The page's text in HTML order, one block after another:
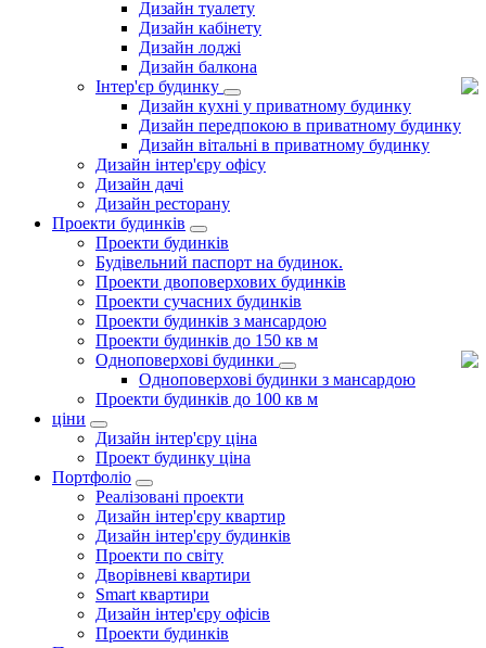
Дизайн туалету
Дизайн кабінету
Дизайн лоджі
Дизайн балкона
Інтер'єр будинку
Дизайн кухні у приватному будинку
Дизайн передпокою в приватному будинку
Дизайн вітальні в приватному будинку
Дизайн інтер'єру офісу
Дизайн дачі
Дизайн ресторану
Проекти будинків
Проекти будинків
Будівельний паспорт на будинок.
Проекти двоповерхових будинків
Проекти сучасних будинків
Проекти будинків з мансардою
Проекти будинків до 150 кв м
Одноповерхові будинки
Одноповерхові будинки з мансардою
Проекти будинків до 100 кв м
ціни
Дизайн інтер'єру ціна
Проект будинку ціна
Портфоліо
Реалізовані проекти
Дизайн інтер'єру квартир
Дизайн інтер'єру будинків
Проекти по світу
Дворівневі квартири
Smart квартири
Дизайн інтер'єру офісів
Проекти будинків